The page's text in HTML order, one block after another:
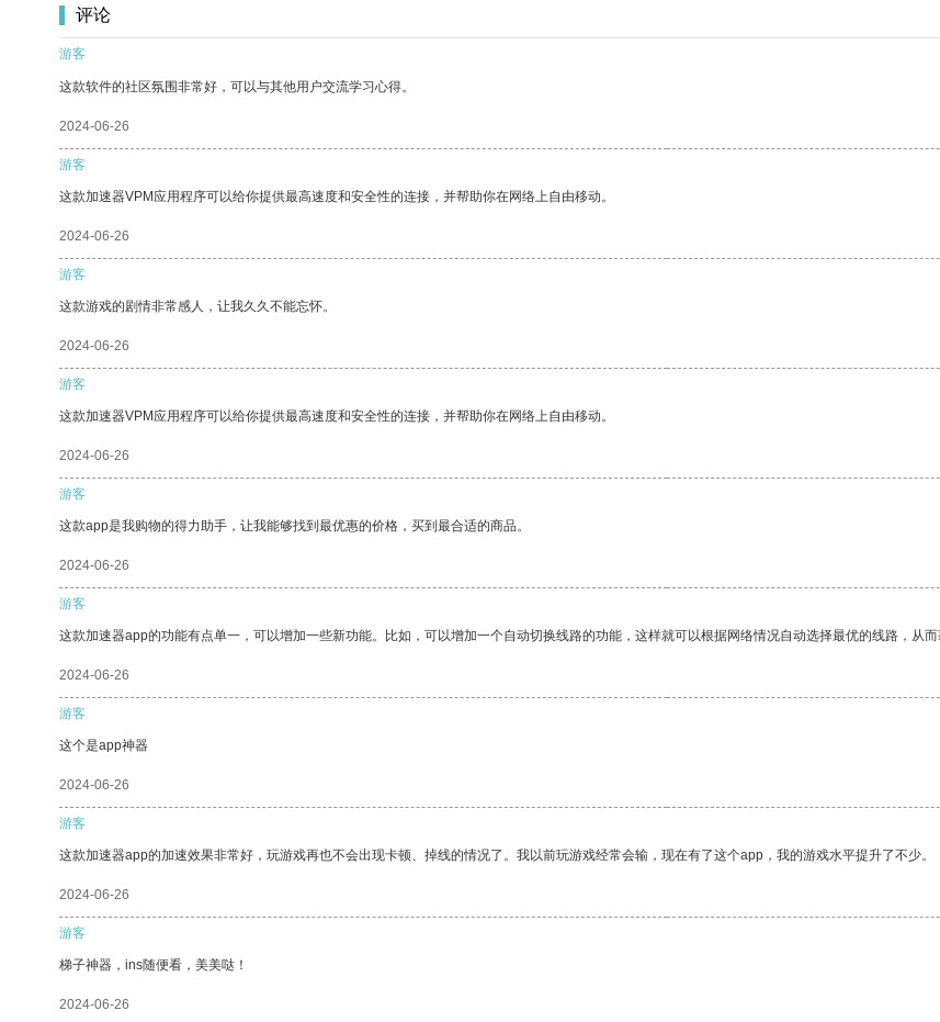
评论
游客
这款软件的社区氛围非常好，可以与其他用户交流学习心得。
2024-06-26
游客
这款加速器VPM应用程序可以给你提供最高速度和安全性的连接，并帮助你在网络上自由移动。
2024-06-26
游客
这款游戏的剧情非常感人，让我久久不能忘怀。
2024-06-26
游客
这款加速器VPM应用程序可以给你提供最高速度和安全性的连接，并帮助你在网络上自由移动。
2024-06-26
游客
这款app是我购物的得力助手，让我能够找到最优惠的价格，买到最合适的商品。
2024-06-26
游客
这款加速器app的功能有点单一，可以增加一些新功能。比如，可以增加一个自动切换线路的功能，这样就可以根据网络情况自动选择最优的线路，从而
2024-06-26
游客
这个是app神器
2024-06-26
游客
这款加速器app的加速效果非常好，玩游戏再也不会出现卡顿、掉线的情况了。我以前玩游戏经常会输，现在有了这个app，我的游戏水平提升了不少。
2024-06-26
游客
梯子神器，ins随便看，美美哒！
2024-06-26